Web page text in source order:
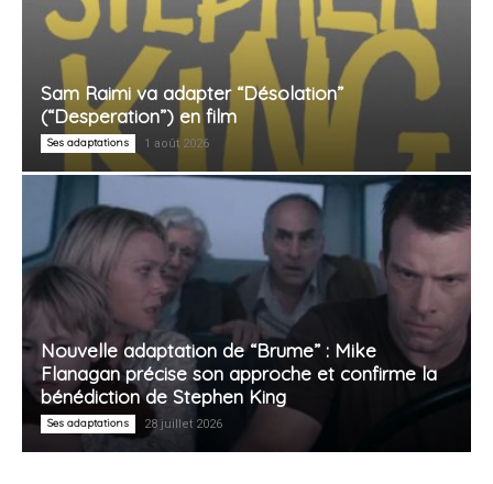
Sam Raimi va adapter “Désolation”
(“Desperation”) en film
Ses adaptations 1 août 2026
Nouvelle adaptation de “Brume” : Mike
Flanagan précise son approche et confirme la
bénédiction de Stephen King
Ses adaptations 28 juillet 2026